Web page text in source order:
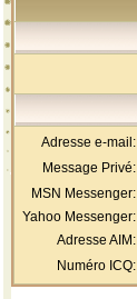
Adresse e-mail:
Message Privé:
MSN Messenger:
Yahoo Messenger:
Adresse AIM:
Numéro ICQ: